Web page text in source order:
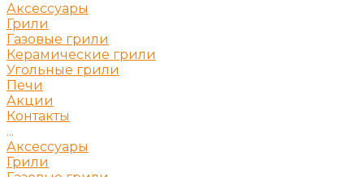
Аксессуары
Грили
Газовые грили
Керамические грили
Угольные грили
Печи
Акции
Контакты
...
Аксессуары
Грили